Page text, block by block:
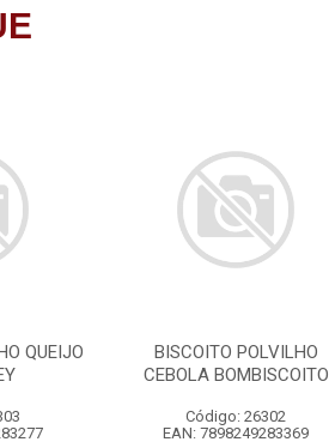
QUEIJO
BISCOITO POLVILHO
CEBOLA BOMBISCOITO
Código: 26302
EAN: 7898249283369